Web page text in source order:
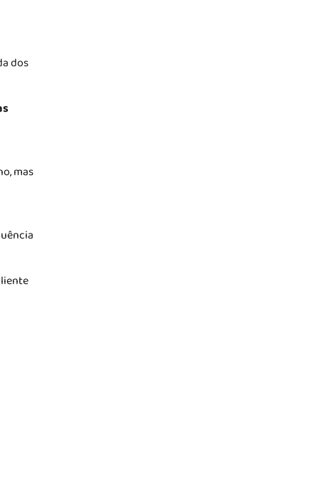
dos
mas